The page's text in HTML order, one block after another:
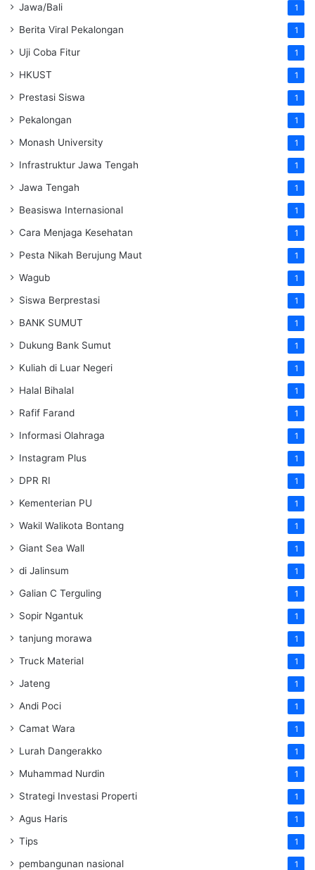
Jawa/Bali 1
Berita Viral Pekalongan 1
Uji Coba Fitur 1
HKUST 1
Prestasi Siswa 1
Pekalongan 1
Monash University 1
Infrastruktur Jawa Tengah 1
Jawa Tengah 1
Beasiswa Internasional 1
Cara Menjaga Kesehatan 1
Pesta Nikah Berujung Maut 1
Wagub 1
Siswa Berprestasi 1
BANK SUMUT 1
Dukung Bank Sumut 1
Kuliah di Luar Negeri 1
Halal Bihalal 1
Rafif Farand 1
Informasi Olahraga 1
Instagram Plus 1
DPR RI 1
Kementerian PU 1
Wakil Walikota Bontang 1
Giant Sea Wall 1
di Jalinsum 1
Galian C Terguling 1
Sopir Ngantuk 1
tanjung morawa 1
Truck Material 1
Jateng 1
Andi Poci 1
Camat Wara 1
Lurah Dangerakko 1
Muhammad Nurdin 1
Strategi Investasi Properti 1
Agus Haris 1
Tips 1
pembangunan nasional 1